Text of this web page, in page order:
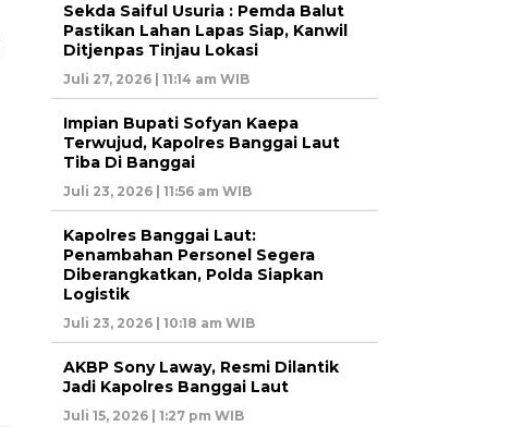
Sekda Saiful Usuria : Pemda Balut
Pastikan Lahan Lapas Siap, Kanwil
Ditjenpas Tinjau Lokasi
Juli 27, 2026 | 11:14 am WIB
Impian Bupati Sofyan Kaepa
Terwujud, Kapolres Banggai Laut
Tiba Di Banggai
Juli 23, 2026 | 11:56 am WIB
Kapolres Banggai Laut:
Penambahan Personel Segera
Diberangkatkan, Polda Siapkan
Logistik
Juli 23, 2026 | 10:18 am WIB
AKBP Sony Laway, Resmi Dilantik
Jadi Kapolres Banggai Laut
Juli 15, 2026 | 1:27 pm WIB